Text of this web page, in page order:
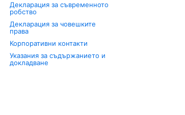
Декларация за съвременното
робство
Декларация за човешките
права
Корпоративни контакти
Указания за съдържанието и
докладване